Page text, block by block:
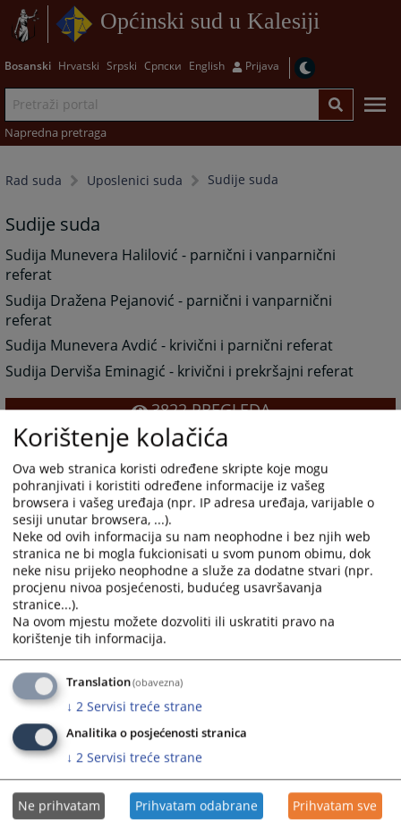
Općinski sud u Kalesiji
Bosanski Hrvatski Srpski Српски English Prijava
Napredna pretraga
Rad suda Uposlenici suda Sudije suda
Sudije suda
Sudija Munevera Halilović - parnični i vanparnični
referat
Sudija Dražena Pejanović - parnični i vanparnični
referat
Sudija Munevera Avdić - krivični i parnični referat
Sudija Derviša Eminagić - krivični i prekršajni referat
3822PREGLEDA
Korištenje kolačića
Ova web stranica koristi određene skripte koje mogu
pohranjivati i koristiti određene informacije iz vašeg
browsera i vašeg uređaja (npr. IP adresa uređaja, varijable o
sesiji unutar browsera, ...).
Neke od ovih informacija su nam neophodne i bez njih web
stranica ne bi mogla fukcionisati u svom punom obimu, dok
neke nisu prijeko neophodne a služe za dodatne stvari (npr.
procjenu nivoa posjećenosti, budućeg usavršavanja
stranice...).
Na ovom mjestu možete dozvoliti ili uskratiti pravo na
korištenje tih informacija.
Translation(obavezna)
↓ 2 Servisi treće strane
Analitika o posjećenosti stranica
↓ 2 Servisi treće strane
Ne prihvatam Prihvatam odabrane Prihvatam sve